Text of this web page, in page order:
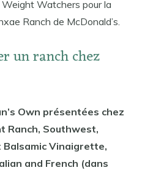
Watchers pour la
Ranch de McDonald’s.
un ranch chez
Own présentées chez
Ranch, Southwest,
Balsamic Vinaigrette,
and French (dans